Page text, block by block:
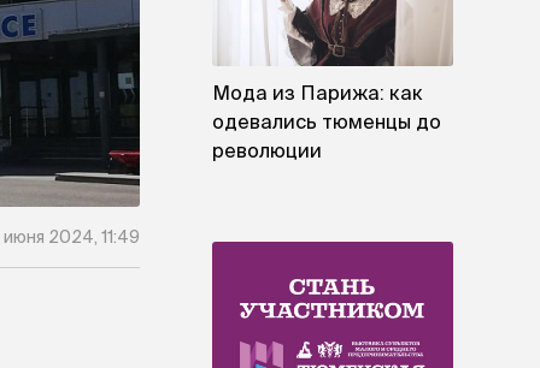
июня 2024, 11:49
Мода из Парижа: как
одевались тюменцы до
революции